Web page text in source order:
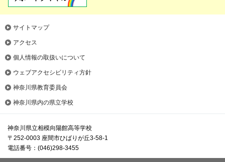
サイトマップ
アクセス
個人情報の取扱いについて
ウェブアクセシビリティ方針
神奈川県教育委員会
神奈川県内の県立学校
神奈川県立相模向陽館高等学校
〒252-0003 座間市ひばりが丘3-58-1
電話番号：(046)298-3455